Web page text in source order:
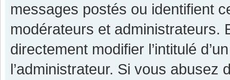
messages postés ou identifient
modérateurs et administrateurs.
directement modifier l’intitulé
l’administrateur. Si vous